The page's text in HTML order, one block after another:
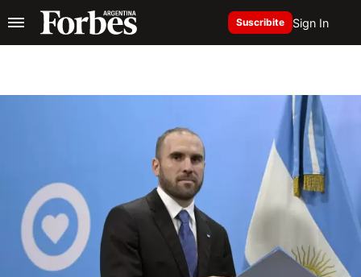
Suscribite Sign In